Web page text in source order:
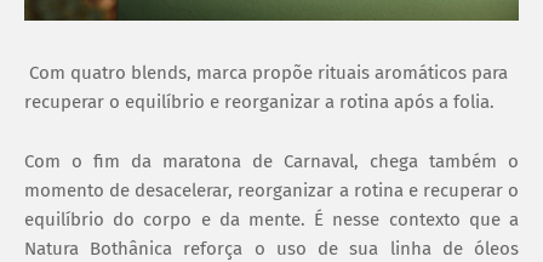
Com quatro blends, marca propõe rituais aromáticos para
recuperar o equilíbrio e reorganizar a rotina após a folia.
Com o fim da maratona de Carnaval, chega também o
momento de desacelerar, reorganizar a rotina e recuperar o
equilíbrio do corpo e da mente. É nesse contexto que a
Natura Bothânica reforça o uso de sua linha de óleos